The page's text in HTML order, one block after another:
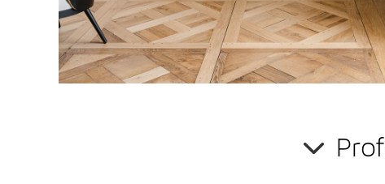
Cousinard
,architecte d'intérieur. Son regard vous
potentiel de votre intérieur et de faire les meilleurs